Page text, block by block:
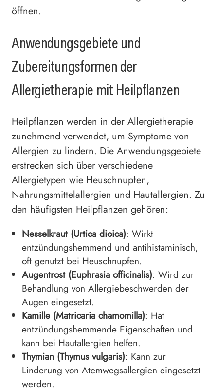
öffnen.
Anwendungsgebiete und
Zubereitungsformen der
Allergietherapie mit Heilpflanzen
Heilpflanzen werden in der Allergietherapie
zunehmend verwendet, um Symptome von
Allergien zu lindern. Die Anwendungsgebiete
erstrecken sich über verschiedene
Allergietypen wie Heuschnupfen,
Nahrungsmittelallergien und Hautallergien. Zu
den häufigsten Heilpflanzen gehören:
Nesselkraut (Urtica dioica): Wirkt
entzündungshemmend und antihistaminisch,
oft genutzt bei Heuschnupfen.
Augentrost (Euphrasia officinalis): Wird zur
Behandlung von Allergiebeschwerden der
Augen eingesetzt.
Kamille (Matricaria chamomilla): Hat
entzündungshemmende Eigenschaften und
kann bei Hautallergien helfen.
Thymian (Thymus vulgaris): Kann zur
Linderung von Atemwegsallergien eingesetzt
werden.